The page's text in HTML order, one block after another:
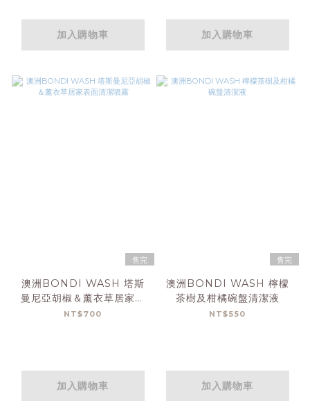
加入購物車 加入購物車
售完
澳洲BONDI WASH 塔斯
曼尼亞胡椒＆薰衣草居家表
面清潔噴霧
NT$700
加入購物車
售完
澳洲BONDI WASH 檸檬
茶樹及柑橘碗盤清潔液
NT$550
加入購物車